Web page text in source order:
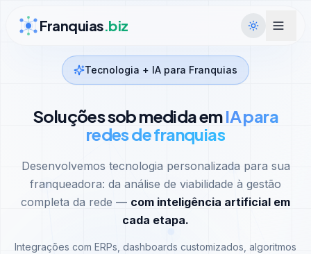
Franquias.biz
Tecnologia + IA para Franquias
Soluções sob medida emIA para
redes de franquias
Desenvolvemos tecnologia personalizada para sua
franqueadora: da análise de viabilidade à gestão
completa da rede — com inteligência artificial em
cada etapa.
Integrações com ERPs, dashboards customizados, algoritmos